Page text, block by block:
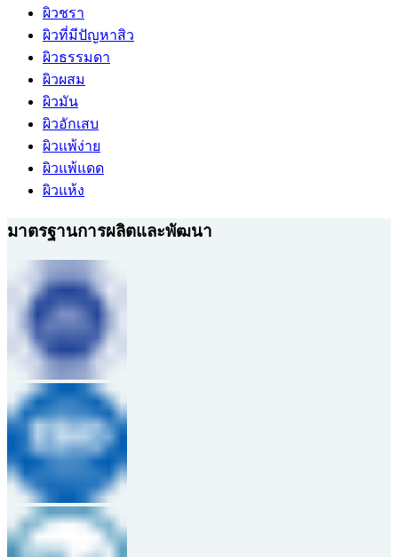
ผิวชรา
ผิวที่มีปัญหาสิว
ผิวธรรมดา
ผิวผสม
ผิวมัน
ผิวอักเสบ
ผิวแพ้ง่าย
ผิวแพ้แดด
ผิวแห้ง
มาตรฐานการผลิตและพัฒนา